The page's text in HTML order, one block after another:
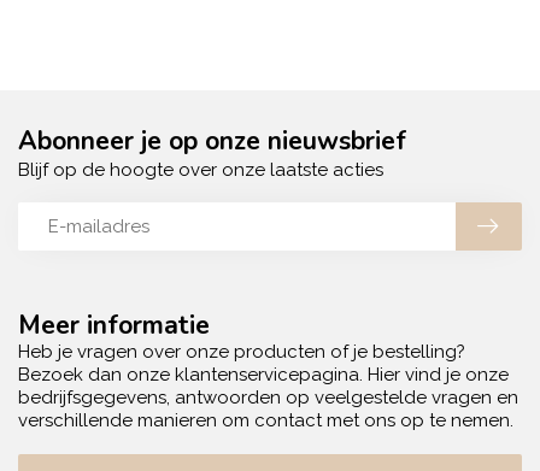
Meer informatie
Heb je vragen over onze producten of je bestelling?
Bezoek dan onze klantenservicepagina. Hier vind je onze
bedrijfsgegevens, antwoorden op veelgestelde vragen en
verschillende manieren om contact met ons op te nemen.
Abonneer je op onze nieuwsbrief
Blijf op de hoogte over onze laatste acties